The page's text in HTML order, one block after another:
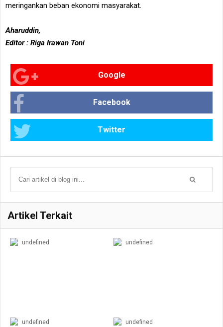
meringankan beban ekonomi masyarakat.
Aharuddin,
Editor : Riga Irawan Toni
Google
Facebook
Twitter
Artikel Terkait
undefined undefined
undefined undefined